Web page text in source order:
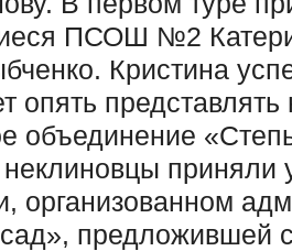
ПСОШ №2
Кристина
опять
объединение
приняли
организованном
предложившей